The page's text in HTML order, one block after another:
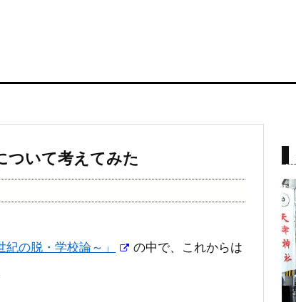
ついて考えてみた
の脱・学校論～」
の中で、これからは